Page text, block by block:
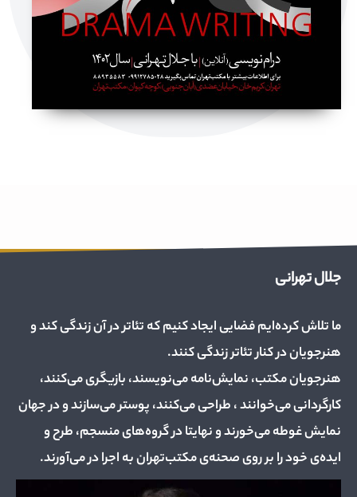
جلال تهرانی
ما تلاش کرده‌ایم فضایی ایجاد کنیم که تئاتر در آن زندگی کند و
هنرجویان در کنار تئاتر زندگی کنند.
هنرجویان مکتب، نمایش‌نامه می‌نویسند، بازیگری می‌کنند،
کارگردانی می‌خوانند ، طراحی می‌کنند، پوستر می‌سازند و در جهان
نمایش غوطه می‌خورند و نهایتا در گروه‌های منسجم، طرح و
ایده‌ی خود را بر روی صحنه‌ی مکتب‌تهران به اجرا در می‌آورند.